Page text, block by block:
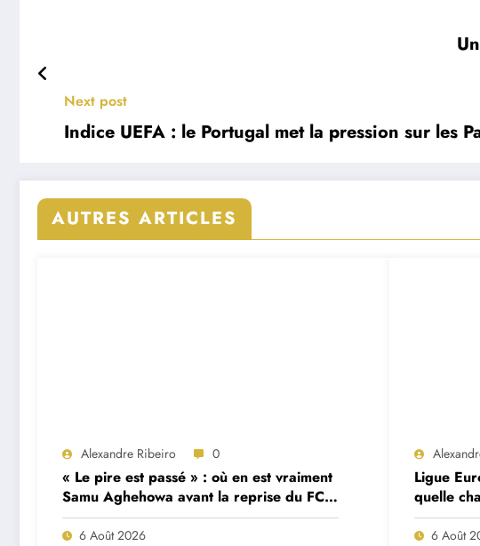
Next post
Indice UEFA : le Portugal met la pression sur les
AUTRES ARTICLES
Alexandre Ribeiro 0
« Le pire est passé » : où en est vraiment
Samu Aghehowa avant la reprise du FC
Porto ?
6 Août 2026
Ligue
quelle
match ?
6 Août